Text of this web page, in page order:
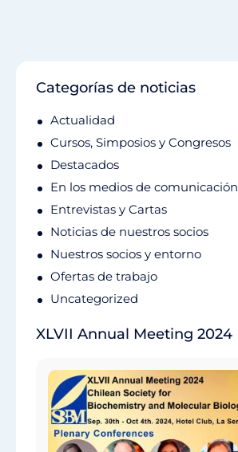
Categorías de noticias
Actualidad
Cursos, Simposios y Congresos
Destacados
En los medios de comunicación
Entrevistas y Cartas
Noticias de nuestros socios
Nuestros socios y entorno
Ofertas de trabajo
Uncategorized
XLVII Annual Meeting 2024